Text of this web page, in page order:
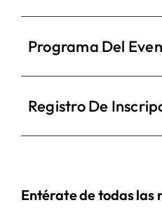
Programa Del
Registro De
Entérate de todas las